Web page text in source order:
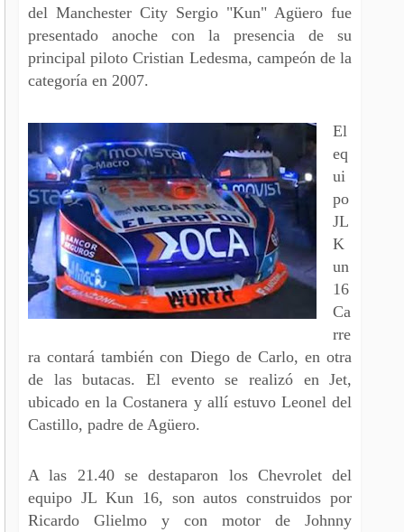
del Manchester City Sergio "Kun" Agüero fue
presentado anoche con la presencia de su
principal piloto Cristian Ledesma, campeón de la
categoría en 2007.
El
eq
ui
po
JL
K
un
16
Ca
rre
ra contará también con Diego de Carlo, en otra
de las butacas. El evento se realizó en Jet,
ubicado en la Costanera y allí estuvo Leonel del
Castillo, padre de Agüero.
A las 21.40 se destaparon los Chevrolet del
equipo JL Kun 16, son autos construidos por
Ricardo Glielmo y con motor de Johnny